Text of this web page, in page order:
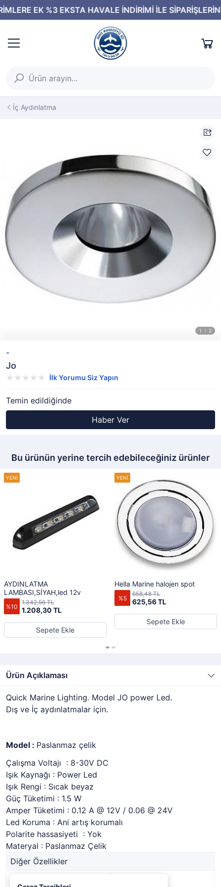
İç Aydınlatma
-
Jo
İlk Yorumu Siz Yapın
Temin edildiğinde
Haber Ver
Bu ürünün yerine tercih edebileceğiniz ürünler
AYDINLATMA
LAMBASI,SİYAH,led 12v
%10 1.208,30 TL
1.342,56 TL
Sepete Ekle
Hella Marine halojen spot
%5 625,56 TL
658,48 TL
Sepete Ekle
Ürün Açıklaması
Quick Marine Lighting. Model JO power Led.
Dış ve İç aydınlatmalar için.
Model : Paslanmaz çelik
Çalışma Voltajı : 8-30V DC
Işık Kaynağı : Power Led
Işık Rengi : Sıcak beyaz
Güç Tüketimi : 1.5 W
Amper Tüketimi : 0.12 A @ 12V / 0.06 @ 24V
Led Koruma : Ani artış korumalı
Polarite hassasiyeti : Yok
Materyal : Paslanmaz Çelik
Diğer Özellikler